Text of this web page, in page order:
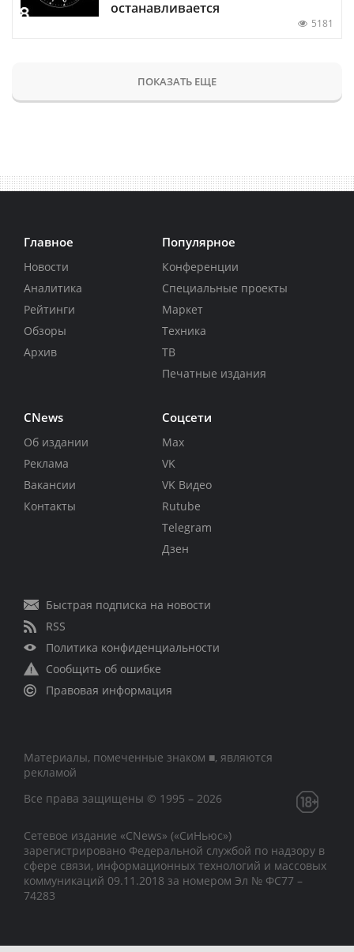
останавливается
5181
ПОКАЗАТЬ ЕЩЕ
Главное
Новости
Аналитика
Рейтинги
Обзоры
Архив
Популярное
Конференции
Специальные проекты
Маркет
Техника
ТВ
Печатные издания
CNews
Об издании
Реклама
Вакансии
Контакты
Соцсети
Max
VK
VK Видео
Rutube
Telegram
Дзен
Быстрая подписка на новости
RSS
Политика конфиденциальности
Сообщить об ошибке
Правовая информация
Материалы, помеченные знаком ■, являются
рекламой
Все права защищены © 1995 – 2026
Сетевое издание «CNews» («СиНьюс»)
зарегистрировано Федеральной службой по надзору в
сфере связи, информационных технологий и массовых
коммуникаций 09.11.2018 за номером Эл № ФС77 –
74283